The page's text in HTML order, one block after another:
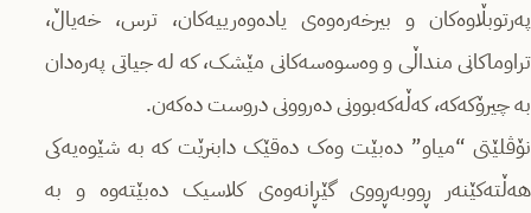
په‌رتوبڵاوه‌كان و بیرخه‌ره‌وه‌ی یاده‌وه‌رییه‌كان، ترس، خەیاڵ،
تراوماکانی منداڵی و وەسوه‌سەکانی مێشک‌، کە لە جیاتی په‌ره‌دان
به‌ چیرۆكه‌كه‌‌، كه‌ڵه‌كه‌بوونی دەروونی دروست دەکەن.
نۆڤلێتی “میاو” دەبێت وەک دەقێک دابنرێت کە به‌ شێوه‌یه‌كی
هه‌ڵته‌كێنه‌ر‌ ڕووبه‌ڕووی گێڕانەوەی کلاسیک ده‌بێته‌وه‌ و بە